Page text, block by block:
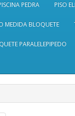
PEDRA PISO
MEDIDA BLOQUETE
PARALELEPIPEDO